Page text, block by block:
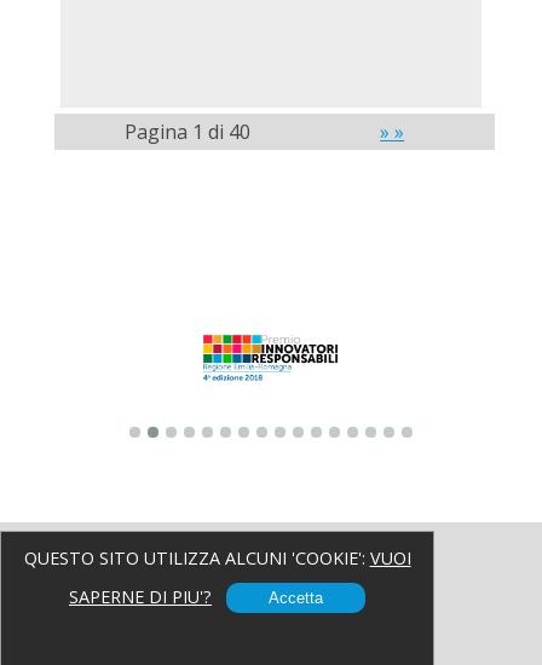
QUESTO SITO UTILIZZA ALCUNI 'COOKIE': VUOI
SAPERNE DI PIU'?
Accetta
Pagina 1 di 40 » »
Contatti